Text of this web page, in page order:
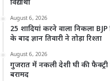
विद्यार्थी
August 6, 2026
25 शादियां करने वाला निकला
के बाद ज्ञान तिवारी ने तोड़ा रिश्ता
August 6, 2026
गुजरात में नकली देशी घी की
बरामद